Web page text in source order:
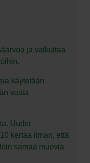
ja vaikuttaa
käytetään
vasta
Uudet
kertaa ilman, että
samaa muovia